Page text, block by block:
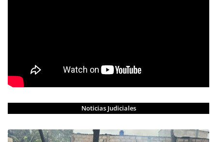
Noticias Judiciales